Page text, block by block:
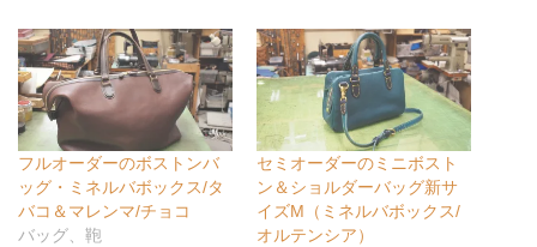
フルオーダーのボストンバ
ッグ・ミネルバボックス/タ
バコ＆マレンマ/チョコ
バッグ、鞄
セミオーダーのミニボスト
ン＆ショルダーバッグ新サ
イズM（ミネルバボックス/
オルテンシア）